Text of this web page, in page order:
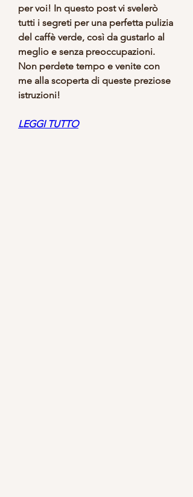
per voi! In questo post vi svelerò
tutti i segreti per una perfetta pulizia
del caffè verde, così da gustarlo al
meglio e senza preoccupazioni.
Non perdete tempo e venite con
me alla scoperta di queste preziose
istruzioni!
LEGGI TUTTO